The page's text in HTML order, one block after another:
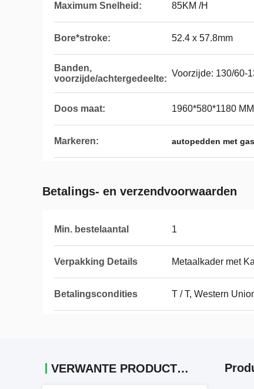
Maximum Snelheid: 85KM /H
Bore*stroke: 52.4 x 57.8mm
Banden,
voorzijde/achtergedeelte:
Voorzijde: 130/60-
Doos maat: 1960*580*1180
Markeren: autopedden met gas
Betalings- en verzendvoorwaarden
Min. bestelaantal 1
Verpakking Details Metaalkader met
Betalingscondities T / T, Western
VERWANTE PRODUCTEN